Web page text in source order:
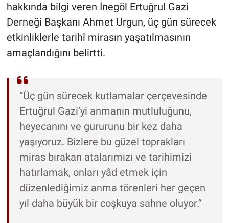
hakkında bilgi veren İnegöl Ertuğrul Gazi
Derneği Başkanı Ahmet Urgun, üç gün sürecek
etkinliklerle tarihî mirasın yaşatılmasının
amaçlandığını belirtti.
“Üç gün sürecek kutlamalar çerçevesinde
Ertuğrul Gazi’yi anmanın mutluluğunu,
heyecanını ve gururunu bir kez daha
yaşıyoruz. Bizlere bu güzel toprakları
miras bırakan atalarımızı ve tarihimizi
hatırlamak, onları yâd etmek için
düzenlediğimiz anma törenleri her geçen
yıl daha büyük bir coşkuya sahne oluyor.”